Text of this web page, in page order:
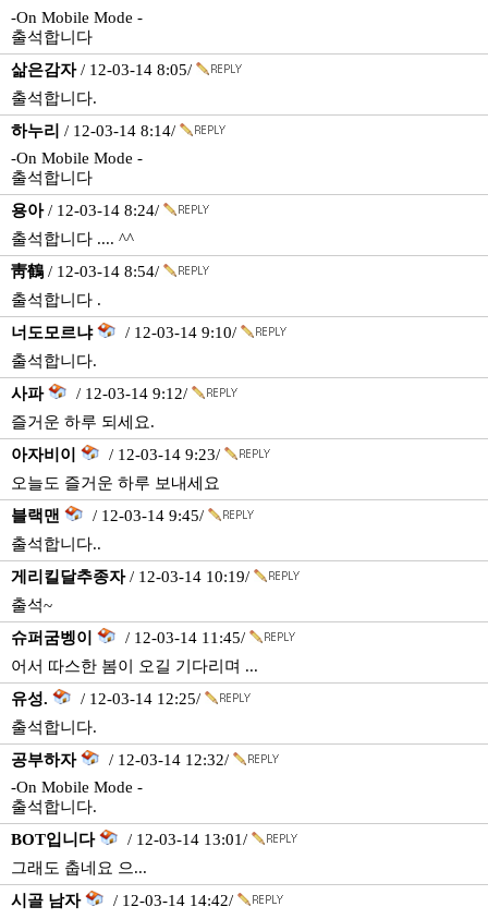
-On Mobile Mode -
출석합니다
삶은감자/ 12-03-14 8:05/
출석합니다.
하누리 / 12-03-14 8:14/
-On Mobile Mode -
출석합니다
용아/ 12-03-14 8:24/
출석합니다 .... ^^
靑鶴 / 12-03-14 8:54/
출석합니다 .
너도모르냐
/ 12-03-14 9:10/
출석합니다.
사파
/ 12-03-14 9:12/
즐거운 하루 되세요.
아자비이
/ 12-03-14 9:23/
오늘도 즐거운 하루 보내세요
블랙맨
/ 12-03-14 9:45/
출석합니다..
게리킬달추종자/ 12-03-14 10:19/
출석~
슈퍼굼벵이
/ 12-03-14 11:45/
어서 따스한 봄이 오길 기다리며 ...
유성.
/ 12-03-14 12:25/
출석합니다.
공부하자
/ 12-03-14 12:32/
-On Mobile Mode -
출석합니다.
BOT입니다
/ 12-03-14 13:01/
그래도 춥네요 으...
시골 남자
/ 12-03-14 14:42/